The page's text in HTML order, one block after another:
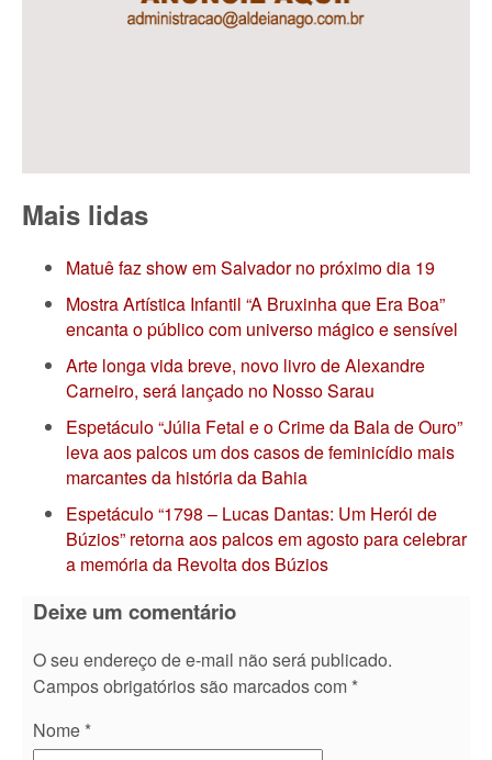
Mais lidas
Matuê faz show em Salvador no próximo dia 19
Mostra Artística Infantil “A Bruxinha que Era Boa”
encanta o público com universo mágico e sensível
Arte longa vida breve, novo livro de Alexandre
Carneiro, será lançado no Nosso Sarau
Espetáculo “Júlia Fetal e o Crime da Bala de Ouro”
leva aos palcos um dos casos de feminicídio mais
marcantes da história da Bahia
Espetáculo “1798 – Lucas Dantas: Um Herói de
Búzios” retorna aos palcos em agosto para celebrar
a memória da Revolta dos Búzios
Deixe um comentário
O seu endereço de e-mail não será publicado.
Campos obrigatórios são marcados com *
Nome *